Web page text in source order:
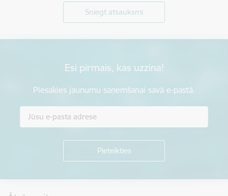
Sniegt atsauksmi
Esi pirmais, kas uzzina!
Piesakies jaunumu saņemšanai savā e-pastā.